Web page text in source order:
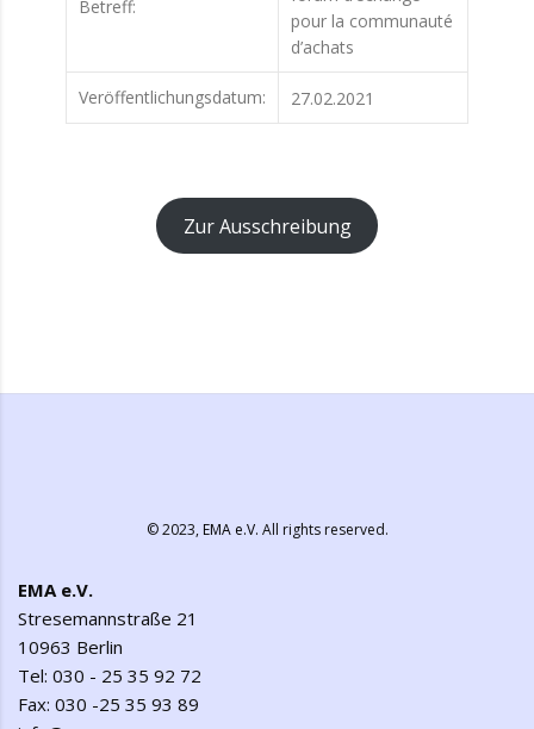
Betreff:
pour la communauté
d’achats
Veröffentlichungsdatum: 27.02.2021
Zur Ausschreibung
© 2023,EMA e.V. All rights reserved.
EMA e.V.
Stresemannstraße 21
10963 Berlin
Tel: 030 - 25 35 92 72
Fax: 030 -25 35 93 89